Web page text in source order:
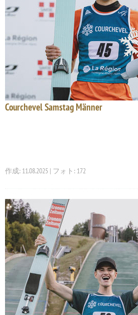
Courchevel Samstag Männer
作成: 11.08.2025 | フォト: 172